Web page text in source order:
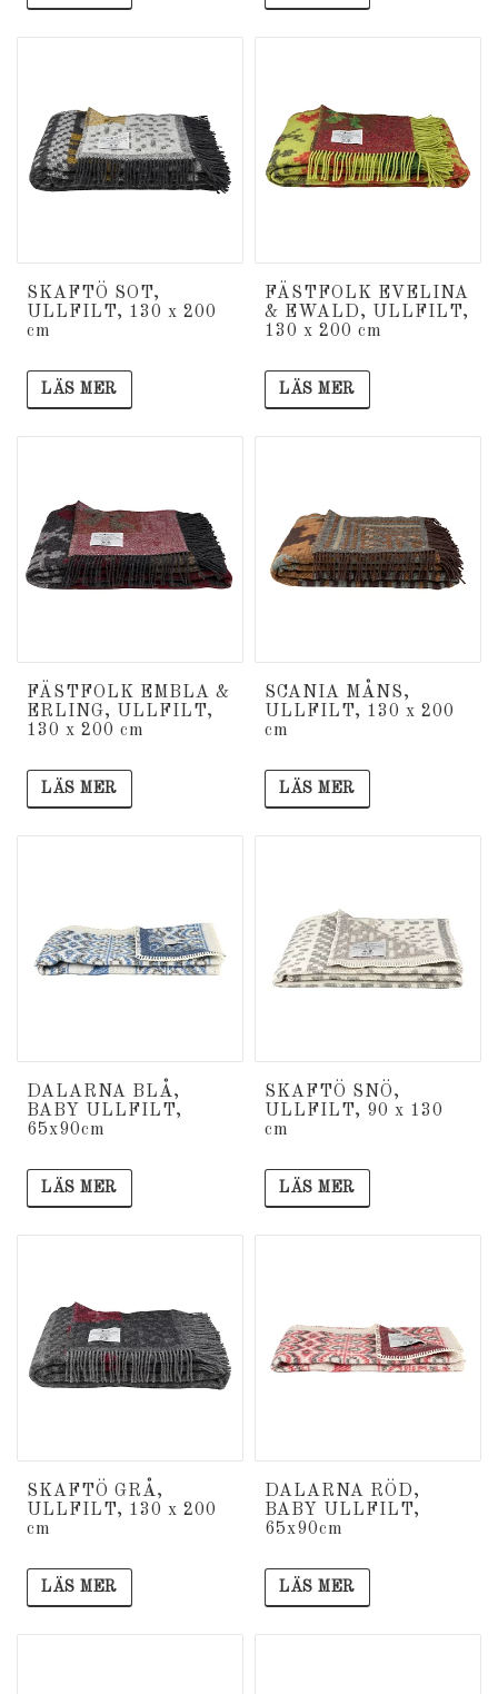
SKAFTÖ SOT,
ULLFILT, 130 x 200
cm
LÄS MER
FÄSTFOLK EVELINA
& EWALD, ULLFILT,
130 x 200 cm
LÄS MER
FÄSTFOLK EMBLA &
ERLING, ULLFILT,
130 x 200 cm
LÄS MER
SCANIA MÅNS,
ULLFILT, 130 x 200
cm
LÄS MER
DALARNA BLÅ,
BABY ULLFILT,
65x90cm
LÄS MER
SKAFTÖ SNÖ,
ULLFILT, 90 x 130
cm
LÄS MER
SKAFTÖ GRÅ,
ULLFILT, 130 x 200
cm
LÄS MER
DALARNA RÖD,
BABY ULLFILT,
65x90cm
LÄS MER